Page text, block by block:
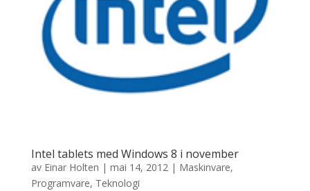
Intel tablets med Windows 8 i november
av Einar Holten | mai 14, 2012| Maskinvare,
Programvare, Teknologi